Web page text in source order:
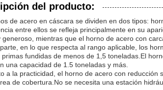
del producto:
de acero en cáscara se dividen en dos tipos:
entre ellos se refleja principalmente en su
generoso, mientras que el horno de acero con
en lo que respecta al rango aplicable, los
primas fundidas de menos de 1,5 toneladas.El
una capacidad de 1.5 toneladas y más.
a la practicidad, el horno de acero con
de cobertura.No se necesita una estación